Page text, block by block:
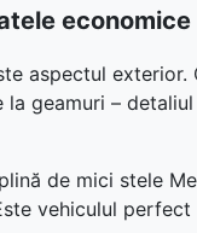
economice
aspectul
geamuri –
de mici stele
vehiculul